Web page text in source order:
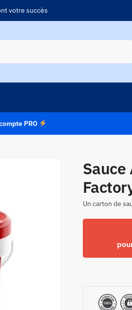
votre succès
PRO
Sauce
Un carton de